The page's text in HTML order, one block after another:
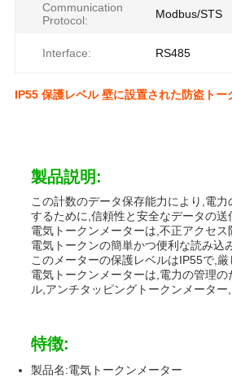
Communication
Protocol:
Modbus/STS
Interface: RS485
IP55 保護レベル 壁に設置された防盗トー
製品説明:
この計数のデータ保存能力により,電
するために,信頼性と安全なデータの送
電気トークンメーターは,不正アクセ
電気トークンの簡単かつ便利な読み込
このメーターの保護レベルはIP55で,
電気トークンメーターは,電力の管理
ル,アンチタッピングトークンメータ
特徴:
製品名:電気トークンメーター